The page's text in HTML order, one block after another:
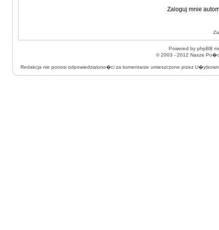
Zaloguj mnie
Powered by phpBB
© 2003 - 2012 Nasze
Redakcja nie ponosi odpowiedzialono�ci za komentarze umieszczone przez